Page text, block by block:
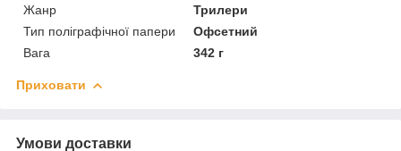
Жанр
Трилери
Тип поліграфічної папери
Офсетний
Вага
342 г
Приховати
Умови доставки